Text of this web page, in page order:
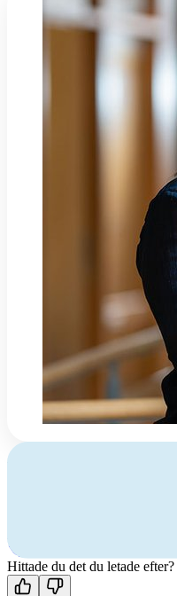
Har du frågor om
Kontakta oss
Hittade du det du letade efter?